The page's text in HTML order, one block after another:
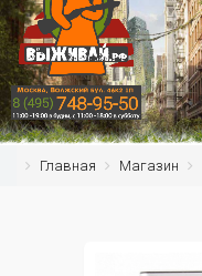
Главная Магазин